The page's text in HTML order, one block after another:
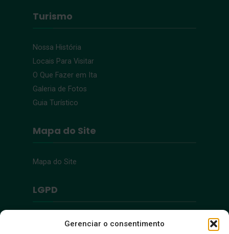
Gerenciar o consentimento
Turismo
Nossa História
Locais Para Visitar
O Que Fazer em Ita
Galeria de Fotos
Guia Turístico
Mapa do Site
Mapa do Site
LGPD
Política de Privacidade